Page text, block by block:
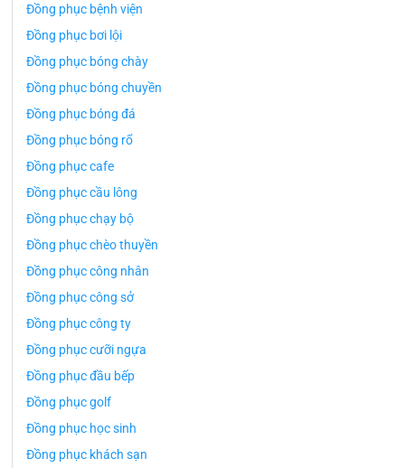
Đồng phục bệnh viện
Đồng phục bơi lội
Đồng phục bóng chày
Đồng phục bóng chuyền
Đồng phục bóng đá
Đồng phục bóng rổ
Đồng phục cafe
Đồng phục cầu lông
Đồng phục chạy bộ
Đồng phục chèo thuyền
Đồng phục công nhân
Đồng phục công sở
Đồng phục công ty
Đồng phục cưỡi ngựa
Đồng phục đầu bếp
Đồng phục golf
Đồng phục học sinh
Đồng phục khách sạn